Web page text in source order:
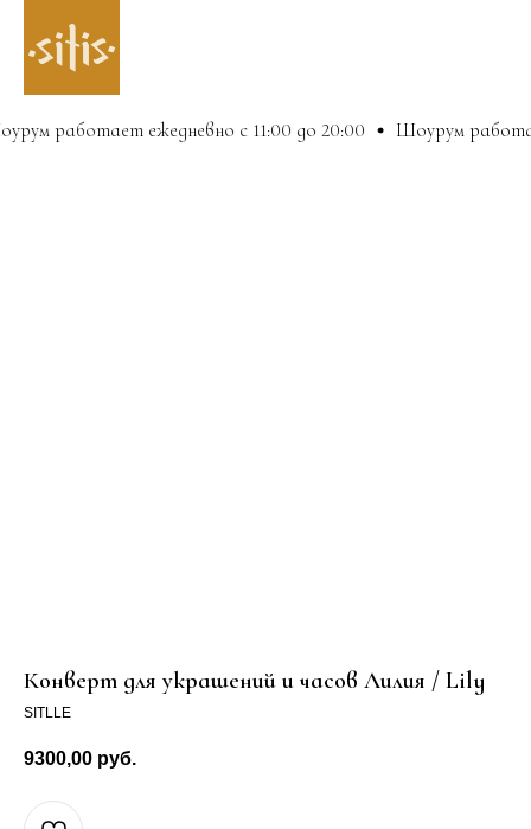
работает ежедневно с 11:00 до 20:00 Шоурум
Конверт для украшений и часов Лилия / Lily
SITLLE
9300,00 руб.